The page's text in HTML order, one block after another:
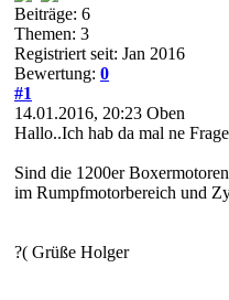
Beiträge: 6
Themen: 3
Registriert seit: Jan 2016
Bewertung: 0
#1
14.01.2016, 20:23 Oben
Hallo..Ich hab da mal ne
Sind die 1200er
im Rumpfmotorbereich und
?( Grüße Holger